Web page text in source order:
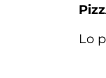
Lo